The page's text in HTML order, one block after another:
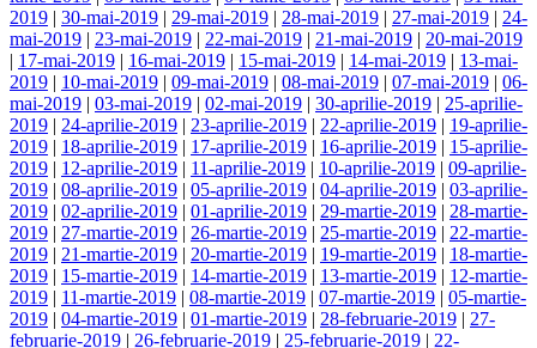
2019 | 30-mai-2019 | 29-mai-2019 | 28-mai-2019 | 27-mai-2019 | 24-
mai-2019 | 23-mai-2019 | 22-mai-2019 | 21-mai-2019 | 20-mai-2019
| 17-mai-2019 | 16-mai-2019 | 15-mai-2019 | 14-mai-2019 | 13-mai-
2019 | 10-mai-2019 | 09-mai-2019 | 08-mai-2019 | 07-mai-2019 | 06-
mai-2019 | 03-mai-2019 | 02-mai-2019 | 30-aprilie-2019 | 25-aprilie-
2019 | 24-aprilie-2019 | 23-aprilie-2019 | 22-aprilie-2019 | 19-aprilie-
2019 | 18-aprilie-2019 | 17-aprilie-2019 | 16-aprilie-2019 | 15-aprilie-
2019 | 12-aprilie-2019 | 11-aprilie-2019 | 10-aprilie-2019 | 09-aprilie-
2019 | 08-aprilie-2019 | 05-aprilie-2019 | 04-aprilie-2019 | 03-aprilie-
2019 | 02-aprilie-2019 | 01-aprilie-2019 | 29-martie-2019 | 28-martie-
2019 | 27-martie-2019 | 26-martie-2019 | 25-martie-2019 | 22-martie-
2019 | 21-martie-2019 | 20-martie-2019 | 19-martie-2019 | 18-martie-
2019 | 15-martie-2019 | 14-martie-2019 | 13-martie-2019 | 12-martie-
2019 | 11-martie-2019 | 08-martie-2019 | 07-martie-2019 | 05-martie-
2019 | 04-martie-2019 | 01-martie-2019 | 28-februarie-2019 | 27-
februarie-2019 | 26-februarie-2019 | 25-februarie-2019 | 22-